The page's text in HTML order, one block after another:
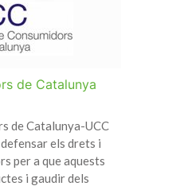
de Catalunya
de Catalunya-UCC
els drets i
per a que aquests
i gaudir dels